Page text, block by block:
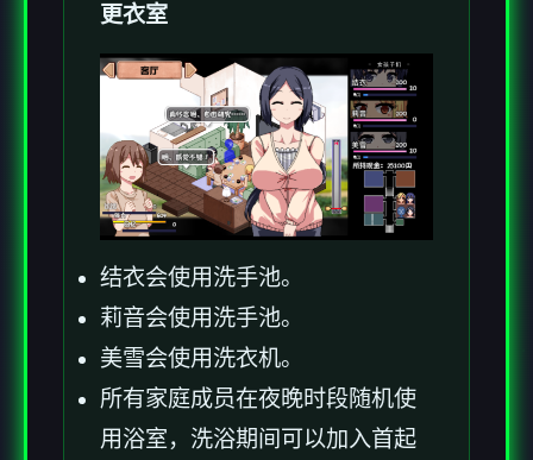
更衣室
结衣会使用洗手池。
莉音会使用洗手池。
美雪会使用洗衣机。
所有家庭成员在夜晚时段随机使
用浴室，洗浴期间可以加入首起